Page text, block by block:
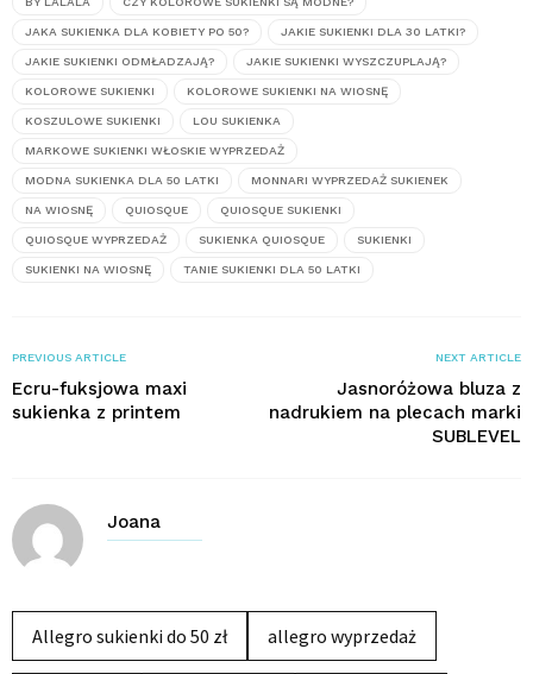
JAKA SUKIENKA DLA KOBIETY PO 50? JAKIE SUKIENKI DLA 30 LATKI?
JAKIE SUKIENKI ODMŁADZAJĄ? JAKIE SUKIENKI WYSZCZUPLAJĄ?
KOLOROWE SUKIENKI KOLOROWE SUKIENKI NA WIOSNĘ
KOSZULOWE SUKIENKI LOU SUKIENKA
MARKOWE SUKIENKI WŁOSKIE WYPRZEDAŻ
MODNA SUKIENKA DLA 50 LATKI MONNARI WYPRZEDAŻ SUKIENEK
NA WIOSNĘ QUIOSQUE QUIOSQUE SUKIENKI
QUIOSQUE WYPRZEDAŻ SUKIENKA QUIOSQUE SUKIENKI
SUKIENKI NA WIOSNĘ TANIE SUKIENKI DLA 50 LATKI
PREVIOUS ARTICLE
Ecru-fuksjowa maxi
sukienka z printem
NEXT ARTICLE
Jasnoróżowa bluza z
nadrukiem na plecach marki
SUBLEVEL
Joana
Allegro sukienki do 50 zł allegro wyprzedaż